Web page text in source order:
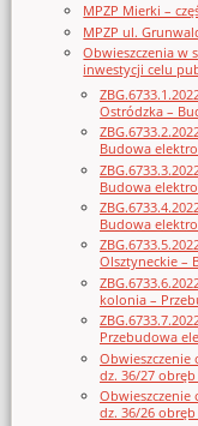
MPZP Mierki –
MPZP ul.
Obwieszczenia w
inwestycji celu
Ostródzka –
Budowa
Budowa
Budowa
Olsztyneckie –
kolonia –
Przebudowa
Obwieszczenie
dz. 36/27
dz. 36/26